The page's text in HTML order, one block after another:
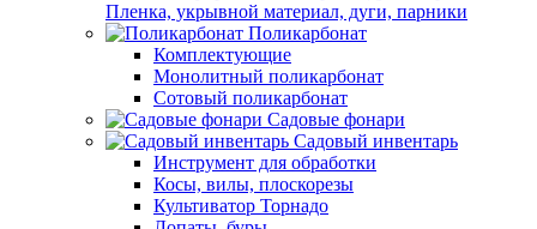
Пленка, укрывной материал, дуги, парники
Поликарбонат
Комплектующие
Монолитный поликарбонат
Сотовый поликарбонат
Садовые фонари
Садовый инвентарь
Инструмент для обработки
Косы, вилы, плоскорезы
Культиватор Торнадо